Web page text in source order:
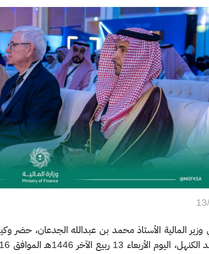
وزير المالية الأستاذ محمد بن عبدالله الجدعان، حضر